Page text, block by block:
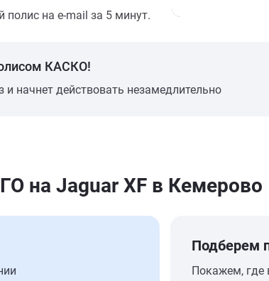
полис на e-mail за 5 минут.
КАСКО!
начнет действовать незамедлительно
на Jaguar XF в Кемерово
Подберем
Покажем, где